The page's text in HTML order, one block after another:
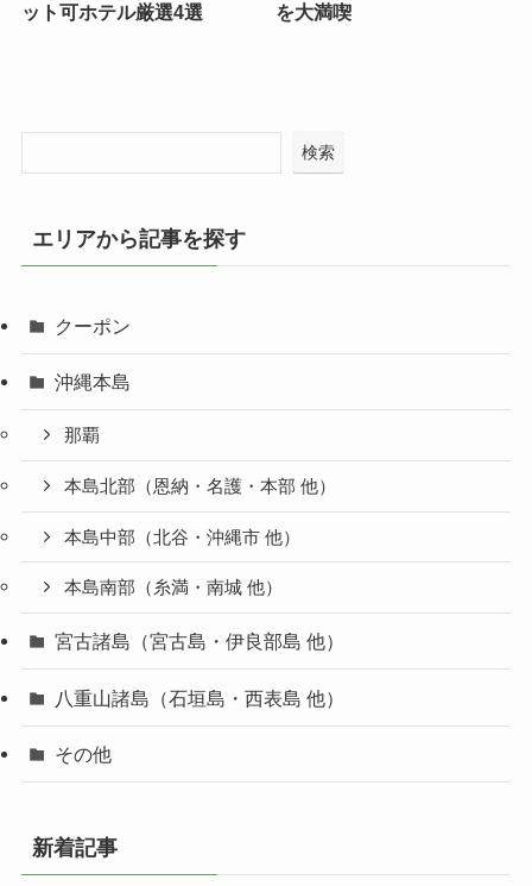
ット可ホテル厳選4選
を大満喫
検索
エリアから記事を探す
クーポン
沖縄本島
那覇
本島北部（恩納・名護・本部 他）
本島中部（北谷・沖縄市 他）
本島南部（糸満・南城 他）
宮古諸島（宮古島・伊良部島 他）
八重山諸島（石垣島・西表島 他）
その他
新着記事